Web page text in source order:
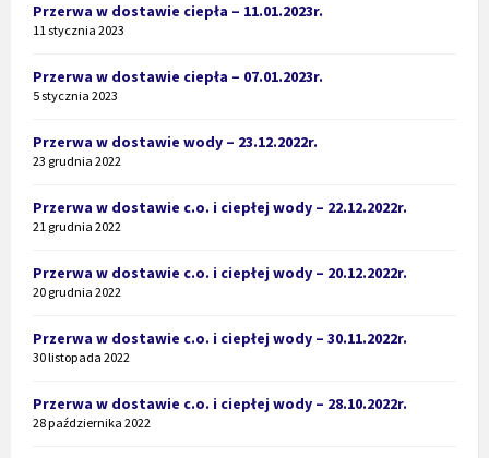
Przerwa w dostawie ciepła – 11.01.2023r.
11 stycznia 2023
Przerwa w dostawie ciepła – 07.01.2023r.
5 stycznia 2023
Przerwa w dostawie wody – 23.12.2022r.
23 grudnia 2022
Przerwa w dostawie c.o. i ciepłej wody – 22.12.2022r.
21 grudnia 2022
Przerwa w dostawie c.o. i ciepłej wody – 20.12.2022r.
20 grudnia 2022
Przerwa w dostawie c.o. i ciepłej wody – 30.11.2022r.
30 listopada 2022
Przerwa w dostawie c.o. i ciepłej wody – 28.10.2022r.
28 października 2022